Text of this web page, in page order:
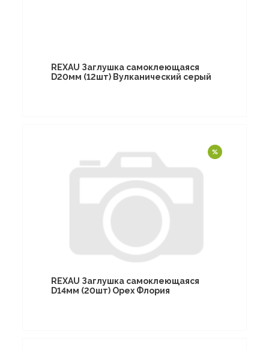
REXAU Заглушка самоклеющаяся
D20мм (12шт) Вулканический серый
REXAU Заглушка самоклеющаяся
D14мм (20шт) Орех Флория